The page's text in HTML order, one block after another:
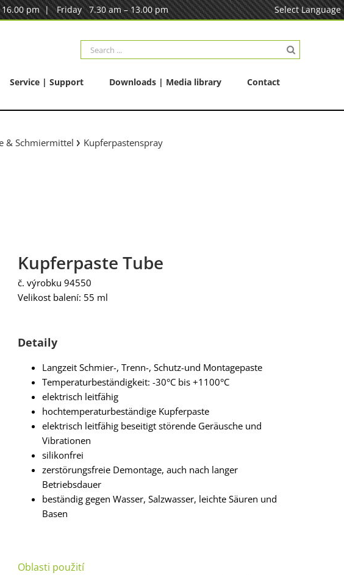
pm | Friday 7.30 am – 13.00 pm Select Language
Search
for:
Service | Support Downloads | Media library Contact
& Schmiermittel Kupferpastenspray
Kupferpaste Tube
č. výrobku 94550
Velikost balení: 55 ml
Detaily
Langzeit Schmier-, Trenn-, Schutz-und Montagepaste
Temperaturbeständigkeit: -30°C bis +1100°C
elektrisch leitfähig
hochtemperaturbeständige Kupferpaste
elektrisch leitfähig beseitigt störende Geräusche und
Vibrationen
silikonfrei
zerstörungsfreie Demontage, auch nach langer
Betriebsdauer
beständig gegen Wasser, Salzwasser, leichte Säuren und
Basen
Oblasti použití